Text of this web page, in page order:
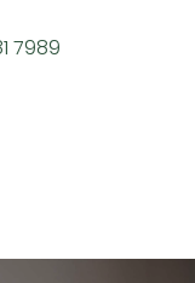
7989